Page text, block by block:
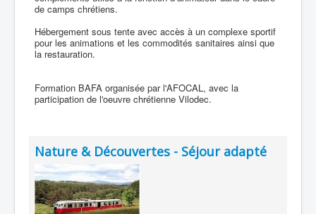
de camps chrétiens.
Hébergement sous tente avec accès à un complexe sportif
pour les animations et les commodités sanitaires ainsi que
la restauration.
Formation BAFA organisée par l'AFOCAL, avec la
participation de l'oeuvre chrétienne Vilodec.
Nature & Découvertes - Séjour adapté